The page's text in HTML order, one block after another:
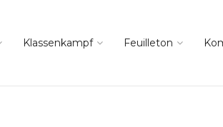
Klassenkampf Feuilleton